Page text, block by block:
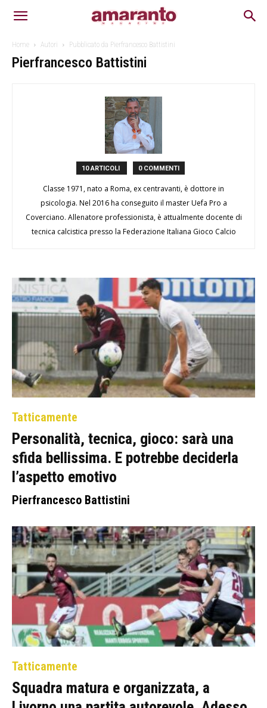
Home Autori Pubblicato da Pierfrancesco Battistini
Pierfrancesco Battistini
10 ARTICOLI 0 COMMENTI
Classe 1971, nato a Roma, ex centravanti, è dottore in
psicologia. Nel 2016 ha conseguito il master Uefa Pro a
Coverciano. Allenatore professionista, è attualmente docente di
tecnica calcistica presso la Federazione Italiana Gioco Calcio
Tatticamente
Personalità, tecnica, gioco: sarà una
sfida bellissima. E potrebbe deciderla
l’aspetto emotivo
Pierfrancesco Battistini
Tatticamente
Squadra matura e organizzata, a